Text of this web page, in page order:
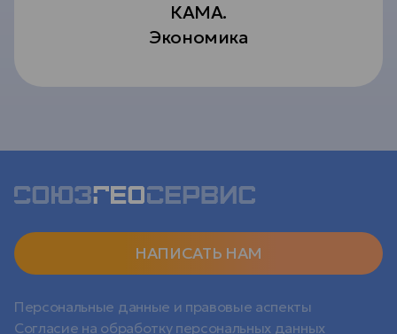
КАМА.
Экономика
НАПИСАТЬ НАМ
Персональные данные и правовые аспекты
Согласие на обработку персональных данных